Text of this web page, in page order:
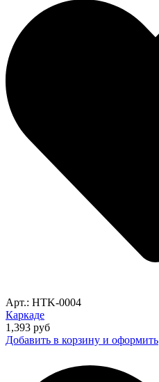
Арт.: HTK-0004
Каркаде
1,393 руб
Добавить в корзину и оформить